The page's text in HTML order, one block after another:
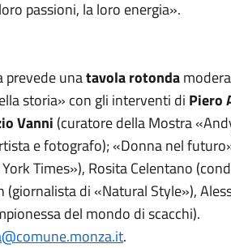
passioni, la loro energia».
prevede unatavola rotonda
storia» con gli interventi di Piero
Vanni (curatore della Mostra
e fotografo); «Donna nel
Times»), Rosita Celentano
di «Natural Style»),
del mondo di scacchi).
.